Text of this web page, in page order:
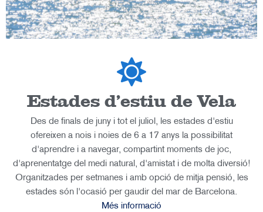
Estades d'estiu de Vela
Des de finals de juny i tot el juliol, les estades d'estiu
ofereixen a nois i noies de 6 a 17 anys la possibilitat
d'aprendre i a navegar, compartint moments de joc,
d'aprenentatge del medi natural, d'amistat i de molta diversió!
Organitzades per setmanes i amb opció de mitja pensió, les
estades són l'ocasió per gaudir del mar de Barcelona.
Més informació